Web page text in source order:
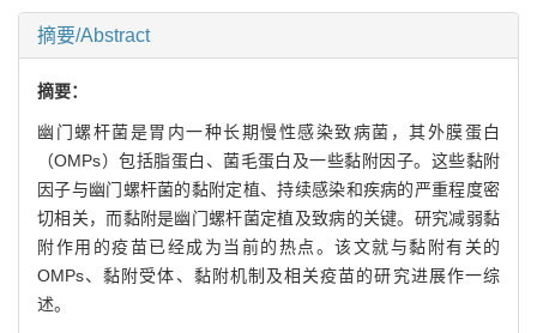
摘要/Abstract
摘要：
幽门螺杆菌是胃内一种长期慢性感染致病菌，其外膜蛋白
（OMPs）包括脂蛋白、菌毛蛋白及一些黏附因子。这些黏附
因子与幽门螺杆菌的黏附定植、持续感染和疾病的严重程度密
切相关，而黏附是幽门螺杆菌定植及致病的关键。研究减弱黏
附作用的疫苗已经成为当前的热点。该文就与黏附有关的
OMPs、黏附受体、黏附机制及相关疫苗的研究进展作一综
述。